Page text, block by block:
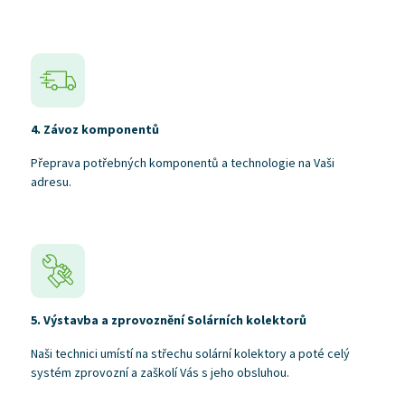
4. Závoz komponentů
Přeprava potřebných komponentů a technologie na Vaši
adresu.
5. Výstavba a zprovoznění Solárních kolektorů
Naši technici umístí na střechu solární kolektory a poté celý
systém zprovozní a zaškolí Vás s jeho obsluhou.